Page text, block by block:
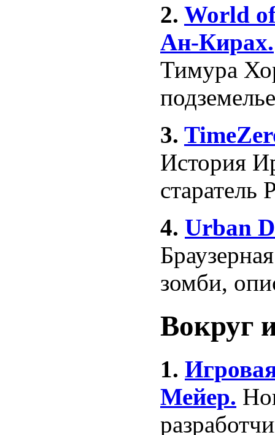
2. World
Ан-Кирах.
Тимура
3.
История
4. Urban
зомби,
Вокруг
1.
Мейер.